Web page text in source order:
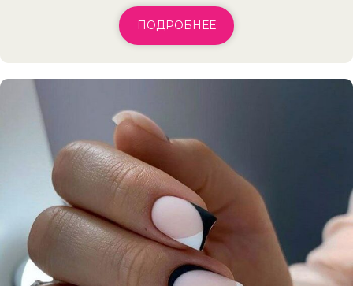
ПОДРОБНЕЕ